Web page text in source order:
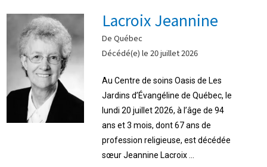
Lacroix Jeannine
De Québec
Décédé(e) le 20 juillet 2026
Au Centre de soins Oasis de Les
Jardins d’Évangéline de Québec, le
lundi 20 juillet 2026, à l’âge de 94
ans et 3 mois, dont 67 ans de
profession religieuse, est décédée
sœur Jeannine Lacroix ...